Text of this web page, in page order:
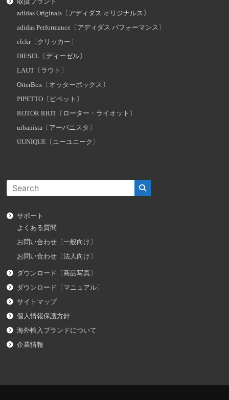
取扱ブランド
adidas Originals〔アディダス オリジナルス〕
adidas Performance〔アディダス パフォーマンス〕
clckr〔クリッカー〕
DIESEL〔ディーゼル〕
LAUT〔ラウト〕
OtterBox〔オッターボックス〕
PIPETTO〔ピペット〕
ROTOR RIOT〔ローター・ライオット〕
urbanista〔アーバニスタ〕
UUNIQUE〔ユーユニーク〕
サポート
よくある質問
お問い合わせ〔一般向け〕
お問い合わせ〔法人向け〕
ダウンロード〔商品写真〕
ダウンロード〔マニュアル〕
サイトマップ
個人情報保護方針
海外輸入ブランドについて
企業情報